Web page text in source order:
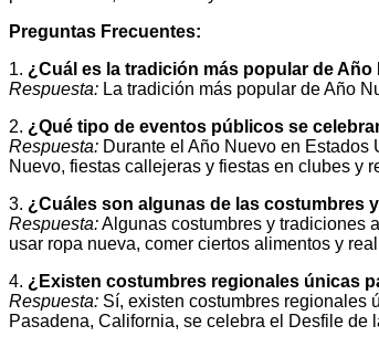
Preguntas Frecuentes:
1. ¿Cuál es la tradición más popular de
Respuesta: La tradición más popular de Año
2. ¿Qué tipo de eventos públicos se
Respuesta: Durante el Año Nuevo en
Nuevo, fiestas callejeras y fiestas en clubes y
3. ¿Cuáles son algunas de las costumbres
Respuesta:Algunas costumbres y tradiciones
usar ropa nueva, comer ciertos alimentos y
4. ¿Existen costumbres regionales únicas
Respuesta: Sí, existen costumbres regionales
Pasadena, California, se celebra el Desfile de